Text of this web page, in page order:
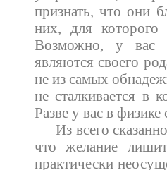
признать, что они
них, для
Возможно, у вас
являются своего
не из самых
не сталкивается в
Разве у вас в физике
Из всего
что желание
практически